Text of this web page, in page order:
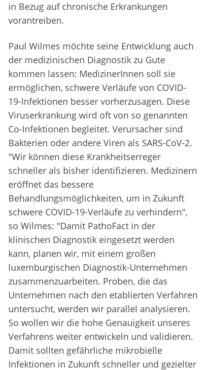
in Bezug auf chronische Erkrankungen
vorantreiben.
Paul Wilmes möchte seine Entwicklung auch
der medizinischen Diagnostik zu Gute
kommen lassen: MedizinerInnen soll sie
ermöglichen, schwere Verläufe von COVID-
19-Infektionen besser vorherzusagen. Diese
Viruserkrankung wird oft von so genannten
Co-Infektionen begleitet. Verursacher sind
Bakterien oder andere Viren als SARS-CoV-2.
"Wir können diese Krankheitserreger
schneller als bisher identifizieren. Medizinern
eröffnet das bessere
Behandlungsmöglichkeiten, um in Zukunft
schwere COVID-19-Verläufe zu verhindern",
so Wilmes: "Damit PathoFact in der
klinischen Diagnostik eingesetzt werden
kann, planen wir, mit einem großen
luxemburgischen Diagnostik-Unternehmen
zusammenzuarbeiten. Proben, die das
Unternehmen nach den etablierten Verfahren
untersucht, werden wir parallel analysieren.
So wollen wir die hohe Genauigkeit unseres
Verfahrens weiter entwickeln und validieren.
Damit sollten gefährliche mikrobielle
Infektionen in Zukunft schneller und gezielter